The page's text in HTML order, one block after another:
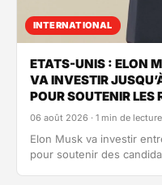
INTERNATIONAL
ETATS-UNIS : ELON
VA INVESTIR
POUR SOUTENIR LES
06 août 2026 · 1 min de lecture
Elon Musk va investir
pour soutenir des